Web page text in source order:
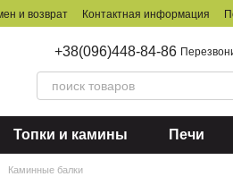
и возврат Контактная информация
+38(096)448-84-86
Топки и камины Печи
Каминные балки